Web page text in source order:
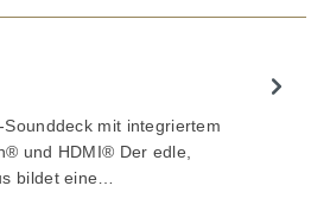
mit integriertem
und HDMI® Der edle,
bildet eine…